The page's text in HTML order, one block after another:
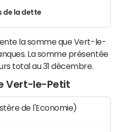
de la dette
la somme que Vert-le-
La somme présentée
total au 31 décembre.
Vert-le-Petit
de l'Economie)